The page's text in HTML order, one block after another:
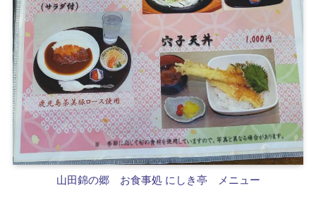
山田錦の郷 お食事処 にしき亭 メニュー